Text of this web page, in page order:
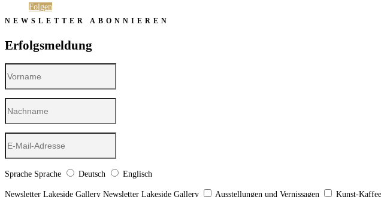
Folgen
NEWSLETTER ABONNIEREN
Erfolgsmeldung
Sprache Sprache Deutsch Englisch
Newsletter Lakeside Gallery Newsletter Lakeside Gallery Ausstellungen und Vernissagen Kunst-